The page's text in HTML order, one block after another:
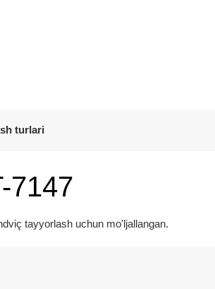
turlari
7147
tayyorlash uchun mo'ljallangan.